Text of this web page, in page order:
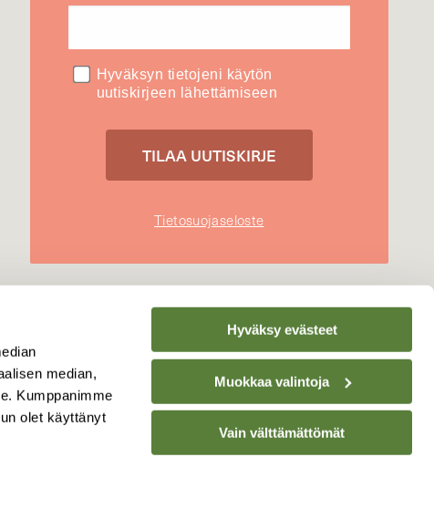
median,
Kumppanimme
olet käyttänyt
Hyväksy evästeet
Muokkaa valintoja
Vain välttämättömät
Hyväksyn tietojeni käytön
uutiskirjeen lähettämiseen
Tietosuojaseloste